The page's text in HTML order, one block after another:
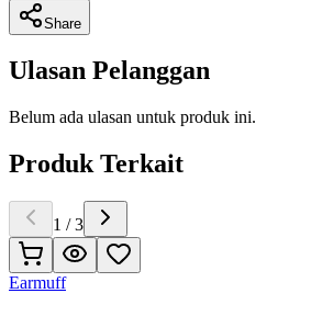
Share
Ulasan Pelanggan
Belum ada ulasan untuk produk ini.
Produk Terkait
1 /3
Earmuff